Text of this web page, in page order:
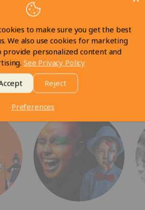
$29
+ Panier
to make sure you get the best
We also use cookies for marketing
provide personalized content and
See Privacy Policy
Reject
Preferences